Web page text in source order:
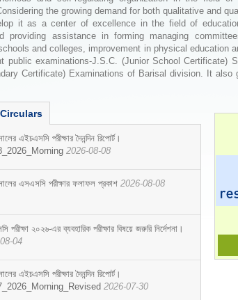
the growing demand for both qualitative and
it as a center of excellence in the field of
providing assistance in forming managing
and colleges, improvement in physical education
public examinations-J.S.C. (Junior School Certificate)
Certificate) Examinations of Barisal division. It
এইচএসসি পরীক্ষার দৈনন্দিন রিপোর্ট।
2026-08-08
এসএসসি পরীক্ষার ফলাফল প্রকাশ 2026-08-08
পরীক্ষা ২০২৬-এর ব্যবহারিক পরীক্ষার বিষয়ে জরুরি নির্দেশনা।
04
এইচএসসি পরীক্ষার দৈনন্দিন রিপোর্ট।
2026-07-30